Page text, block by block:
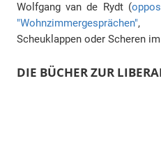
Wolfgang van de Rydt (
"Wohnzimmergesprächen",
Scheuklappen oder Scheren
DIE BÜCHER ZUR